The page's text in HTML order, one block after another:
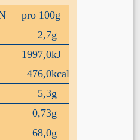
pro 100g
2,7g
1997,0kJ
476,0kcal
5,3g
0,73g
68,0g